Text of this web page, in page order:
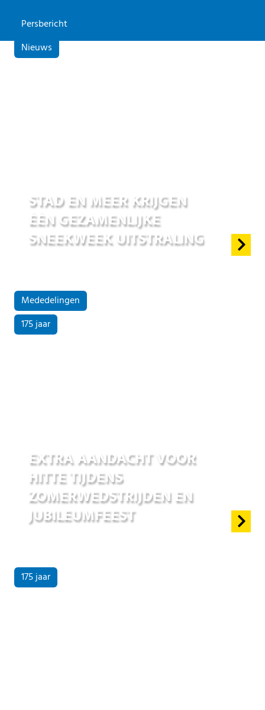
Persbericht
Nieuws
STAD EN MEER KRIJGEN
ÉÉN GEZAMENLIJKE
SNEEKWEEK UITSTRALING
Mededelingen
175 jaar
EXTRA AANDACHT VOOR
HITTE TIJDENS
ZOMERWEDSTRIJDEN EN
JUBILEUMFEEST
175 jaar